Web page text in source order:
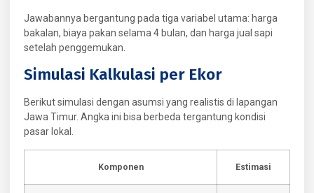
Jawabannya bergantung pada tiga variabel utama: harga
bakalan, biaya pakan selama 4 bulan, dan harga jual sapi
setelah penggemukan.
Simulasi Kalkulasi per Ekor
Berikut simulasi dengan asumsi yang realistis di lapangan
Jawa Timur. Angka ini bisa berbeda tergantung kondisi
pasar lokal.
Komponen Estimasi